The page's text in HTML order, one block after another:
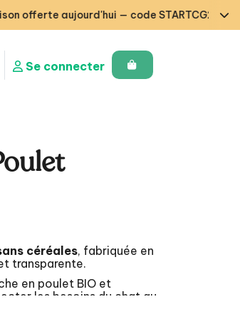
aujourd'hui — code STARTCG2 ou dès 50€
Se connecter
céréales, fabriquée en
transparente.
en poulet BIO et
les besoins du chat au
inutile.